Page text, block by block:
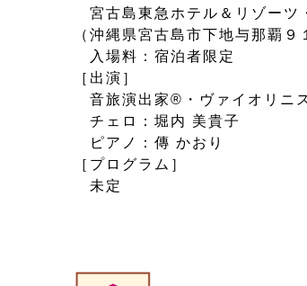
宮古島東急ホテル＆リゾーツ
（沖縄県宮古島市下地与那覇９
入場料：宿泊者限定
［出演］
音旅演出家®・ヴァイオリニ
チェロ：堀内 美貴子
ピアノ：傳 かおり
［プログラム］
未定